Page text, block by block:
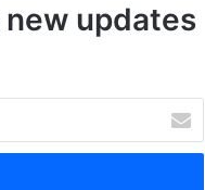
updates!
خ